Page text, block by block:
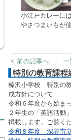
小江戸カレーに
やさつまいもが
< 前の記事へ 一
特別の教育課程
榛沢小学校 特別の
成方針について
令和６年度から始ま
２年生の「英語活動
掲載します。ご覧く
令和８年度 深谷市